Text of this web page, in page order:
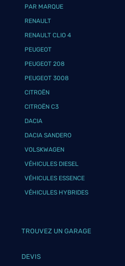
PAR MARQUE
RENAULT
RENAULT CLIO 4
PEUGEOT
PEUGEOT 208
PEUGEOT 3008
CITROËN
CITROËN C3
DACIA
DACIA SANDERO
VOLSKWAGEN
VÉHICULES DIESEL
VÉHICULES ESSENCE
VÉHICULES HYBRIDES
TROUVEZ UN GARAGE
DEVIS